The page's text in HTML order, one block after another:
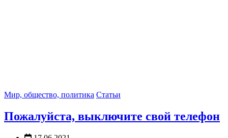
Мир, общество, политика Статьи
Пожалуйста, выключите свой телефон